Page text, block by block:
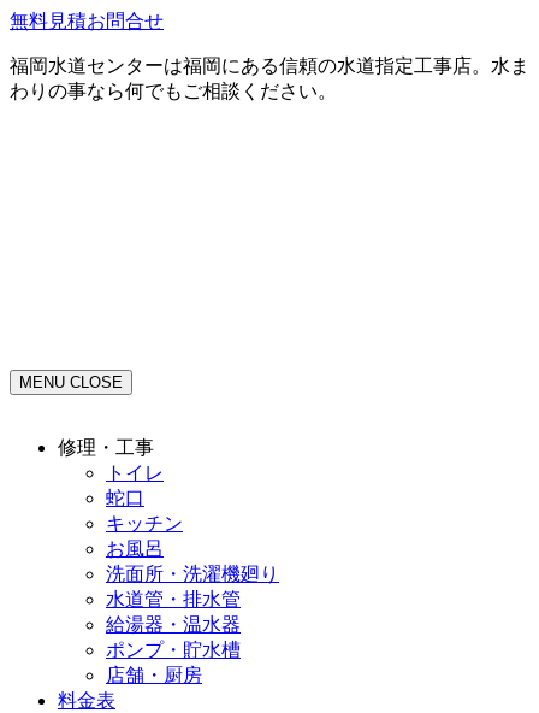
無料見積お問合せ
福岡水道センターは福岡にある信頼の水道指定工事店。水ま
わりの事なら何でもご相談ください。
MENU CLOSE
修理・工事
トイレ
蛇口
キッチン
お風呂
洗面所・洗濯機廻り
水道管・排水管
給湯器・温水器
ポンプ・貯水槽
店舗・厨房
料金表